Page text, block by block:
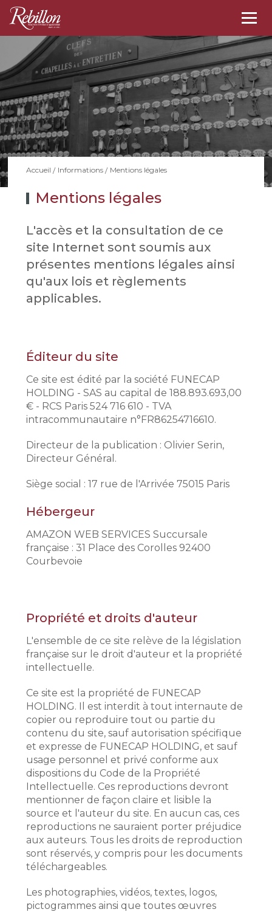
Accueil Informations Mentions légales
Mentions légales
L'accès et la consultation de ce
site Internet sont soumis aux
présentes mentions légales ainsi
qu'aux lois et règlements
applicables.
Éditeur du site
Ce site est édité par la société FUNECAP
HOLDING - SAS au capital de 188.893.693,00
€ - RCS Paris 524 716 610 - TVA
intracommunautaire n°FR86254716610.
Directeur de la publication : Olivier Serin,
Directeur Général.
Siège social : 17 rue de l'Arrivée 75015 Paris
Hébergeur
AMAZON WEB SERVICES Succursale
française : 31 Place des Corolles 92400
Courbevoie
Propriété et droits d'auteur
L'ensemble de ce site relève de la législation
française sur le droit d'auteur et la propriété
intellectuelle.
Ce site est la propriété de FUNECAP
HOLDING. Il est interdit à tout internaute de
copier ou reproduire tout ou partie du
contenu du site, sauf autorisation spécifique
et expresse de FUNECAP HOLDING, et sauf
usage personnel et privé conforme aux
dispositions du Code de la Propriété
Intellectuelle. Ces reproductions devront
mentionner de façon claire et lisible la
source et l'auteur du site. En aucun cas, ces
reproductions ne sauraient porter préjudice
aux auteurs. Tous les droits de reproduction
sont réservés, y compris pour les documents
téléchargeables.
Les photographies, vidéos, textes, logos,
pictogrammes ainsi que toutes œuvres